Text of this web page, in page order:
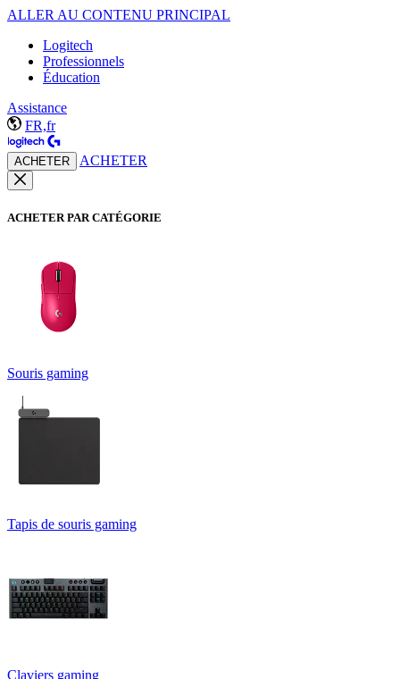
ALLER AU CONTENU PRINCIPAL
Logitech
Professionnels
Éducation
Assistance
FR,fr
ACHETER ACHETER
ACHETER PAR CATÉGORIE
Souris gaming
Tapis de souris gaming
Claviers gaming